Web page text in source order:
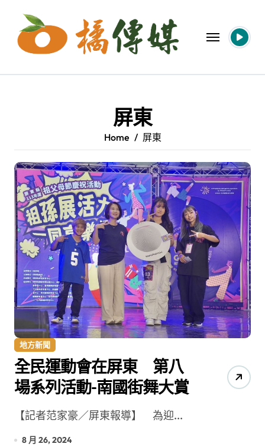
content
屏東
Home 屏東
地方新聞
全民運動會在屏東 第八
場系列活動-南國街舞大賞
【記者范家豪／屏東報導】 為迎...
8 月 26, 2024